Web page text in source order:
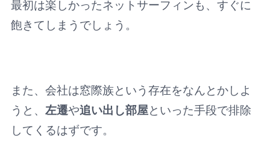
最初は楽しかったネットサーフィンも、すぐに
飽きてしまうでしょう。
また、会社は窓際族という存在をなんとかしよ
うと、 左遷や追い出し部屋といった手段で排除
してくるはずです。